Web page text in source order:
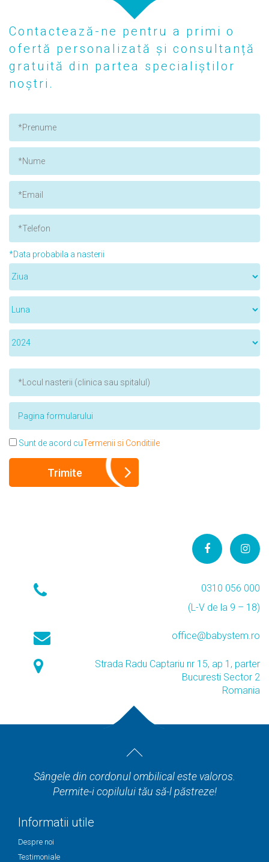
Contactează-ne pentru a primi o
ofertă personalizată și consultanță
gratuită din partea specialiștilor
noștri.
*Data probabila a nasterii
Sunt de acord cuTermenii si Conditiile
0310 056 000
(L-V de la 9 – 18)
office@babystem.ro
Strada Radu Captariu nr 15, ap 1, parter
Bucuresti Sector 2
Romania
Sângele din cordonul ombilical este valoros.
Permite-i copilului tău să-l păstreze!
Informatii utile
Despre noi
Testimoniale